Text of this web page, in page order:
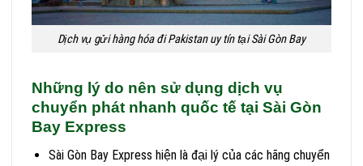
Dịch vụ gửi hàng hóa đi Pakistan uy tín tại Sài Gòn Bay
Những lý do nên sử dụng dịch vụ
chuyển phát nhanh quốc tế tại Sài Gòn
Bay Express
Sài Gòn Bay Express hiện là đại lý của các hãng chuyển